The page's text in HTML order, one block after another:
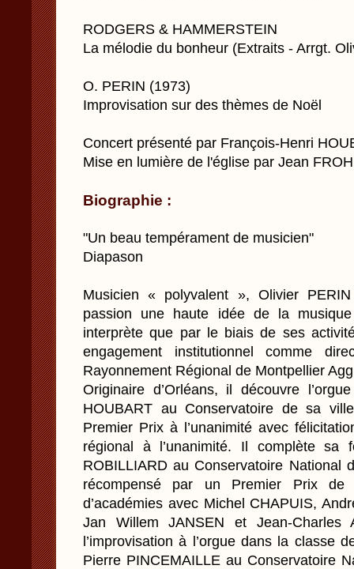
RODGERS & HAMMERSTEIN
La mélodie du bonheur (Extraits - Arrgt.
O. PERIN (1973)
Improvisation sur des thèmes de Noël
Concert présenté par François-Henri
Mise en lumière de l'église par Jean
Biographie :
"Un beau tempérament de musicien"
Diapason
Musicien « polyvalent », Olivier
passion une haute idée de la
interprète que par le biais de ses
engagement institutionnel comme
Rayonnement Régional de Montpellier
Originaire d’Orléans, il découvre
HOUBART au Conservatoire de sa
Premier Prix à l’unanimité avec
régional à l’unanimité. Il complète sa
ROBILLIARD au Conservatoire National
récompensé par un Premier Prix de
d’académies avec Michel CHAPUIS,
Jan Willem JANSEN et Jean-Charles
l’improvisation à l’orgue dans la classe
Pierre PINCEMAILLE au Conservatoire